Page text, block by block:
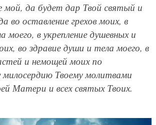
да будет дар Твой святый и
во оставление грехов моих, в
моего, в укрепление душевных и
во здравие души и тела моего, в
и немощей моих по
милосердию Твоему молитвами
Матери и всех святых Твоих.